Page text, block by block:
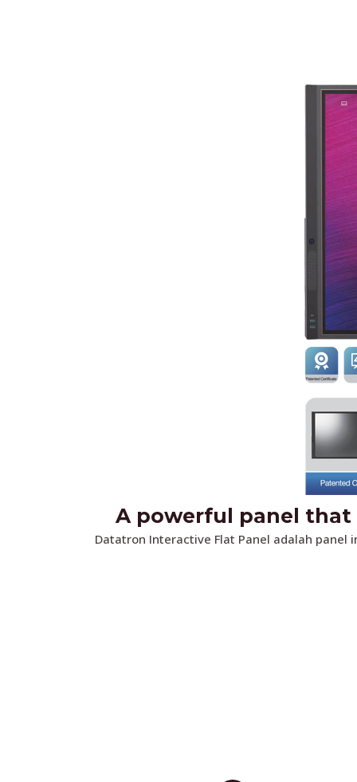
A powerful panel that
Datatron Interactive Flat Panel adalah panel